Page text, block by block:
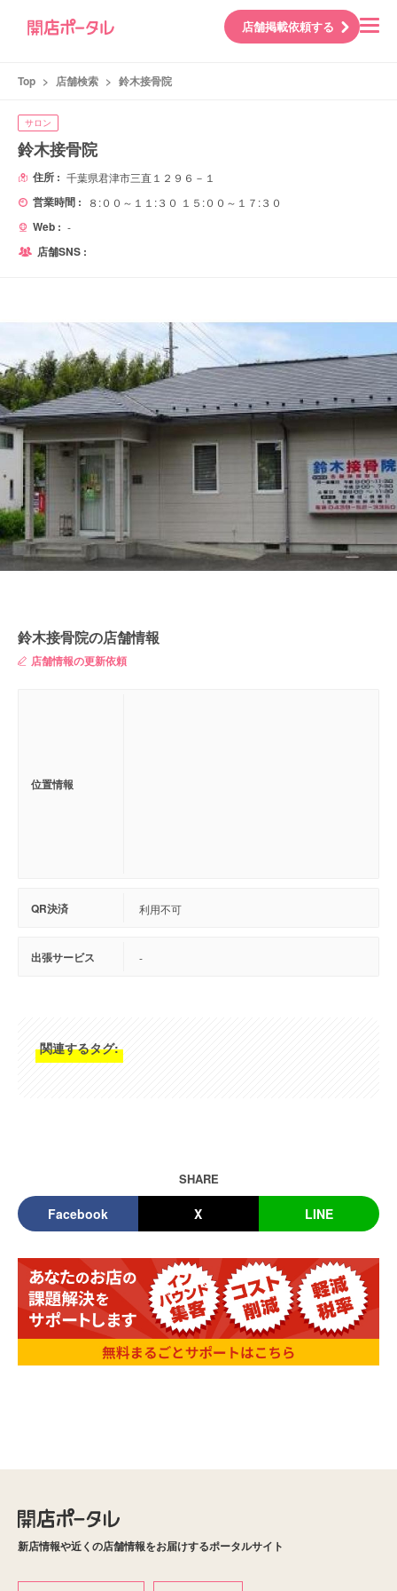
店舗掲載依頼する
Top > 店舗検索 > 鈴木接骨院
サロン
鈴木接骨院
住所 : 千葉県君津市三直１２９６－１
営業時間 : ８:００～１１:３０ １５:００～１７:３０
Web : -
店舗SNS :
鈴木接骨院の店舗情報
店舗情報の更新依頼
位置情報
QR決済 利用不可
出張サービス -
関連するタグ:
SHARE
Facebook X LINE
新店情報や近くの店舗情報をお届けするポータルサイト